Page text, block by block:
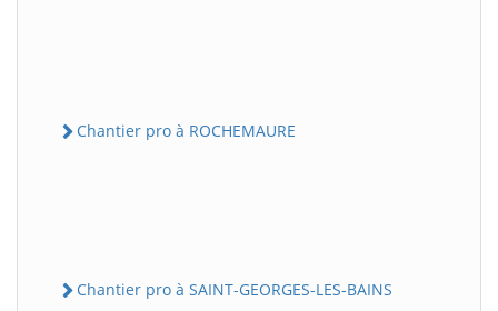
Chantier pro à ROCHEMAURE
Chantier pro à SAINT-GEORGES-LES-BAINS